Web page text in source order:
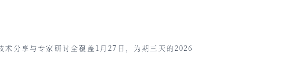
分享与专家研讨全覆盖1月27日，为期三天的2026